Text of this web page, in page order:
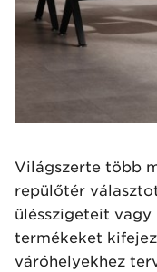
Világszerte több
repülőtér
ülésszigeteit
termékeket
váróhelyekhez